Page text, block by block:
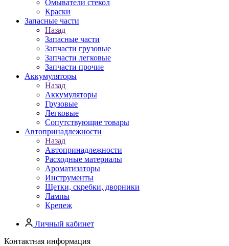
Омыватели стекол
Краски
Запасные части
Назад
Запасные части
Запчасти грузовые
Запчасти легковые
Запчасти прочие
Аккумуляторы
Назад
Аккумуляторы
Грузовые
Легковые
Сопутствующие товары
Автопринадлежности
Назад
Автопринадлежности
Расходные материалы
Ароматизаторы
Инструменты
Щетки, скребки, дворники
Лампы
Крепеж
Личный кабинет
Контактная информация